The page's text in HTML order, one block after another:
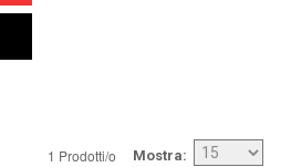
1 Prodotti/o Mostra